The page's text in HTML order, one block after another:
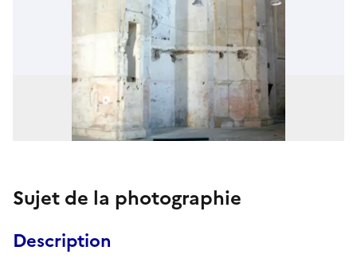
Sujet de la photographie
Description